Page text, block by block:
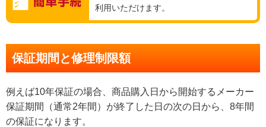
利用いただけます。
保証期間と修理制限額
例えば10年保証の場合、商品購入日から開始するメーカー
保証期間（通常2年間）が終了した日の次の日から、8年間
の保証になります。